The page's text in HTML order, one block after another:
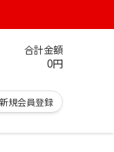
合計金額
0円
新規会員登録